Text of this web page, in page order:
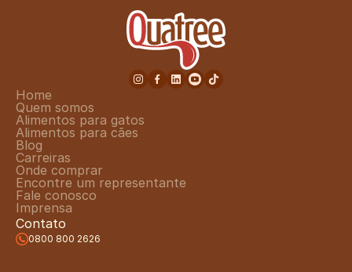
Home
Quem somos
Alimentos para gatos
Alimentos para cães
Blog
Carreiras
Onde comprar
Encontre um representante
Fale conosco
Imprensa
Contato
0800 800 2626